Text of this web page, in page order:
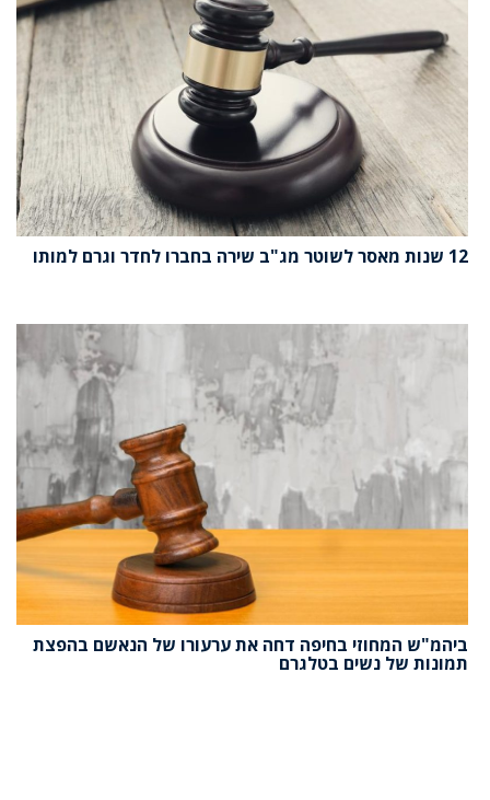
12 שנות מאסר לשוטר מג"ב שירה בחברו לחדר וגרם למותו
ביהמ"ש המחוזי בחיפה דחה את ערעורו של הנאשם בהפצת
תמונות של נשים בטלגרם